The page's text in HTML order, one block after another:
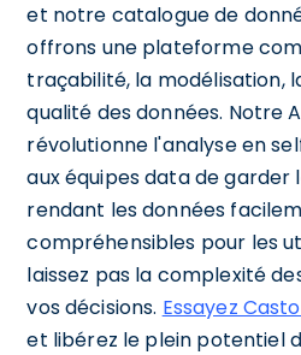
et notre catalogue de
offrons une plateforme
traçabilité, la modélisation,
qualité des données. Notre
révolutionne l'analyse en
aux équipes data de
rendant les données
compréhensibles pour les
laissez pas la complexité
vos décisions. Essayez
et libérez le plein potentiel